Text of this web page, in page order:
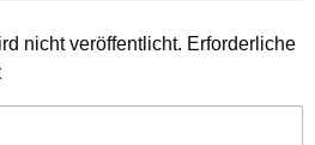
nicht veröffentlicht. Erforderliche